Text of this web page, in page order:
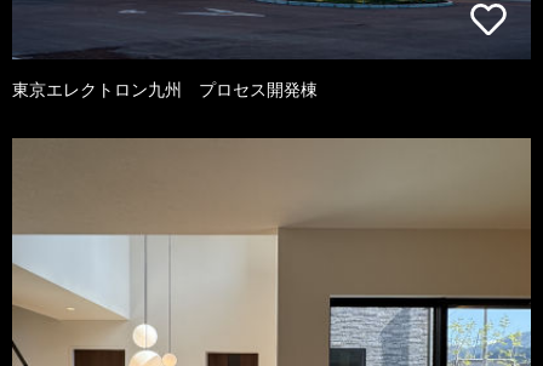
東京エレクトロン九州 プロセス開発棟